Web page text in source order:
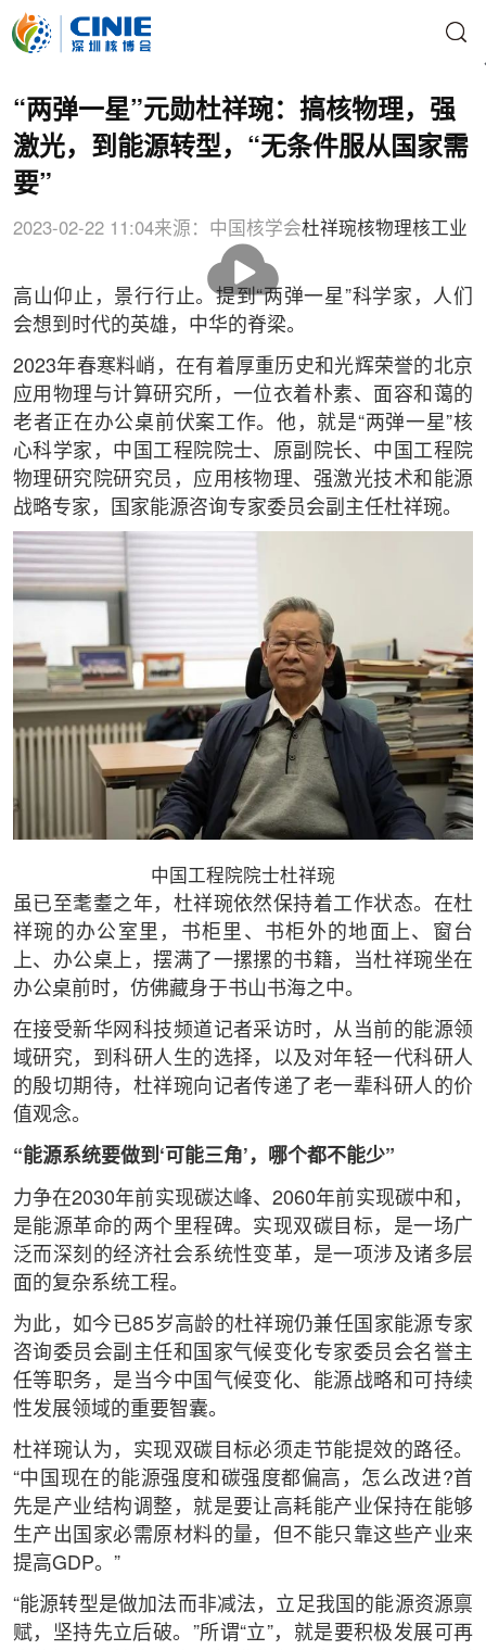
“两弹一星”元勋杜祥琬：搞核物理，强
激光，到能源转型，“无条件服从国家需
要”
2023-02-22 11:04来源：中国核学会杜祥琬核物理核工业
放
高山仰止，景行行止。提到“两弹一星”科学家，人们
会想到时代的英雄，中华的脊梁。
2023年春寒料峭，在有着厚重历史和光辉荣誉的北京
应用物理与计算研究所，一位衣着朴素、面容和蔼的
老者正在办公桌前伏案工作。他，就是“两弹一星”核
心科学家，中国工程院院士、原副院长、中国工程院
物理研究院研究员，应用核物理、强激光技术和能源
战略专家，国家能源咨询专家委员会副主任杜祥琬。
中国工程院院士杜祥琬
虽已至耄耋之年，杜祥琬依然保持着工作状态。在杜
祥琬的办公室里，书柜里、书柜外的地面上、窗台
上、办公桌上，摆满了一摞摞的书籍，当杜祥琬坐在
办公桌前时，仿佛藏身于书山书海之中。
在接受新华网科技频道记者采访时，从当前的能源领
域研究，到科研人生的选择，以及对年轻一代科研人
的殷切期待，杜祥琬向记者传递了老一辈科研人的价
值观念。
“能源系统要做到‘可能三角’，哪个都不能少”
力争在2030年前实现碳达峰、2060年前实现碳中和，
是能源革命的两个里程碑。实现双碳目标，是一场广
泛而深刻的经济社会系统性变革，是一项涉及诸多层
面的复杂系统工程。
为此，如今已85岁高龄的杜祥琬仍兼任国家能源专家
咨询委员会副主任和国家气候变化专家委员会名誉主
任等职务，是当今中国气候变化、能源战略和可持续
性发展领域的重要智囊。
杜祥琬认为，实现双碳目标必须走节能提效的路径。
“中国现在的能源强度和碳强度都偏高，怎么改进?首
先是产业结构调整，就是要让高耗能产业保持在能够
生产出国家必需原材料的量，但不能只靠这些产业来
提高GDP。”
“能源转型是做加法而非减法，立足我国的能源资源禀
赋，坚持先立后破。”所谓“立”，就是要积极发展可再